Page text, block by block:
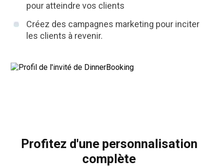
pour atteindre vos clients
Créez des campagnes marketing pour inciter
les clients à revenir.
Profitez d'une personnalisation
complète